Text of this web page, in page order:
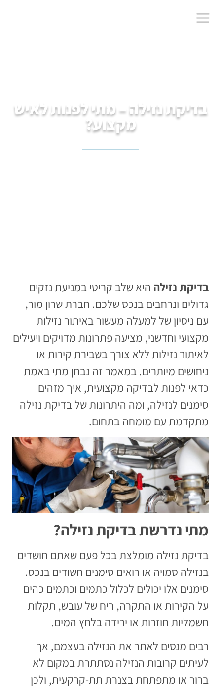
בדיקת נזילה – מתי לפנות לאיש
מקצוע?
בדיקת נזילה היא שלב קריטי במניעת נזקים
גדולים ונרחבים בנכס שלכם. חברת שרון מור,
עם ניסיון של למעלה מעשור באיתור נזילות
מקצועי וחדשני, מציעה פתרונות מדויקים ויעילים
לאיתור נזילות ללא צורך בשבירת קירות או
ניחושים מיותרים. במאמר זה נבחן מתי באמת
כדאי לפנות לבדיקה מקצועית, איך מזהים
סימנים לנזילה, ומה היתרונות של בדיקת נזילה
מתקדמת עם מומחה בתחום.
מתי נדרשת בדיקת נזילה?
בדיקת נזילה מומלצת בכל פעם שאתם חושדים
בנזילה סמויה או רואים סימנים חשודים בנכס.
סימנים אלו יכולים לכלול כתמים וכתמים כהים
על הקירות או התקרה, ריח של עובש, תקלות
חשמליות חוזרות או ירידה בלחץ המים.
רבים מנסים לאתר את הנזילה בעצמם, אך
לעיתים קרובות הנזילה נסתתרת במקום לא
ברור או מתפתחת בצנרת תת-קרקעית, ולכן